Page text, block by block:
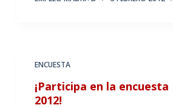
ENCUESTA
¡Participa en la encuesta
2012!